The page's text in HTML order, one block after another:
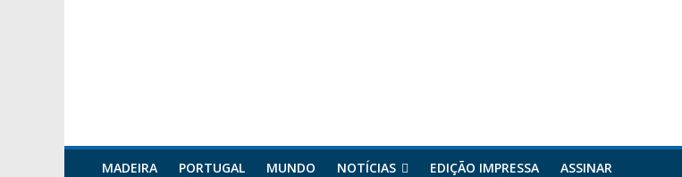
MADEIRA PORTUGAL MUNDO NOTÍCIAS EDIÇÃO IMPRESSA ASSINAR